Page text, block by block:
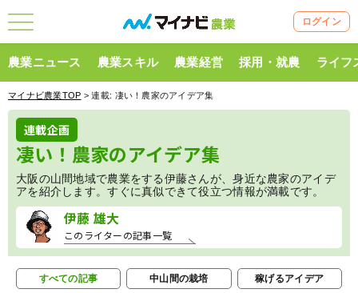
ログイン
農業ニュース 農業スキル 農業経営 採用・就農 ライフ
マイナビ農業TOP > 連載: 凄い！農家のアイデア集
連載企画
凄い！農家のアイデア集
大阪の山間地域で農業をする伊藤さんが、身近な農家のアイデ
アを紹介します。すぐに真似できて役立つ情報が満載です。
伊藤 雄大
このライターの記事一覧
すべての記事 中山間の栽培 稼げるアイデア